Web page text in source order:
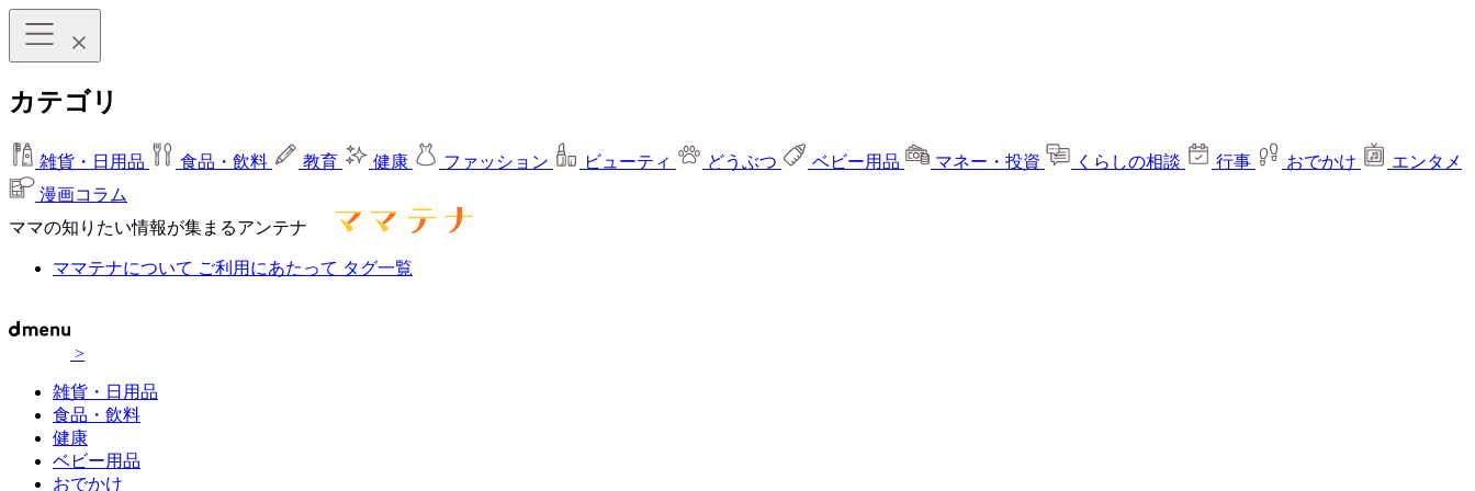
カテゴリ
雑貨・日用品 食品・飲料 教育 健康 ファッション ビューティ どうぶつ ベビー用品 マネー・投資 くらしの相談 行事 おでかけ
エンタメ
漫画コラム
ママの知りたい情報が集まるアンテナ
ママテナについて ご利用にあたって タグ一覧
>
雑貨・日用品
食品・飲料
健康
ベビー用品
おでかけ